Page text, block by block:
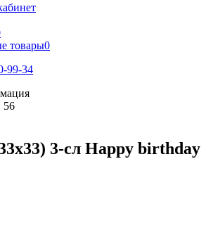
товары0
99-34
56
3-сл Happy birthday